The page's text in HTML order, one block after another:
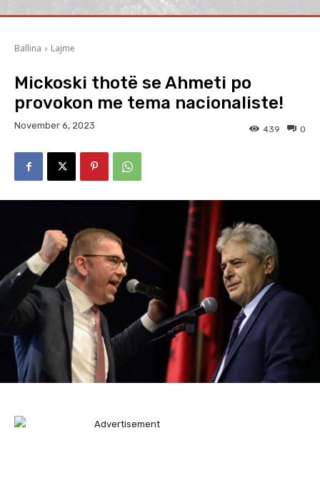
Ballina Lajme
Mickoski thotë se Ahmeti po
provokon me tema nacionaliste!
November 6, 2023 0
439